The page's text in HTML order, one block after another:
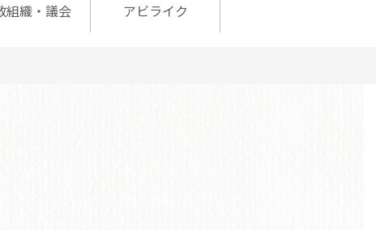
組織・議会 アビライク